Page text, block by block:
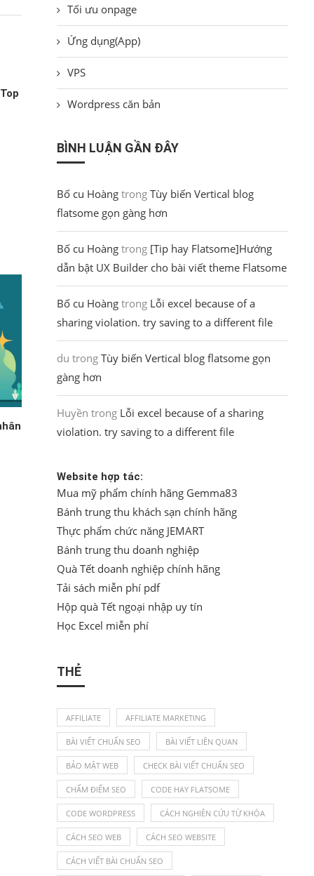
Tối ưu onpage
Ứng dụng(App)
VPS
Wordpress căn bản
BÌNH LUẬN GẦN ĐÂY
Bố cu Hoàngtrong Tùy biến Vertical blog
flatsome gọn gàng hơn
Bố cu Hoàngtrong [Tip hay Flatsome]Hướng
dẫn bật UX Builder cho bài viết theme Flatsome
Bố cu Hoàngtrong Lỗi excel because of a
sharing violation. try saving to a different file
du trong Tùy biến Vertical blog flatsome gọn
gàng hơn
Huyền trong Lỗi excel because of a sharing
violation. try saving to a different file
Website hợp tác:
Mua mỹ phẩm chính hãng Gemma83
Bánh trung thu khách sạn chính hãng
Thực phẩm chức năng JEMART
Bánh trung thu doanh nghiệp
Quà Tết doanh nghiệp chính hãng
Tải sách miễn phí pdf
Hộp quà Tết ngoại nhập uy tín
Học Excel miễn phí
THẺ
AFFILIATE AFFILIATE MARKETING
BÀI VIẾT CHUẨN SEO BÀI VIẾT LIÊN QUAN
BẢO MẬT WEB CHECK BÀI VIẾT CHUẨN SEO
CHẤM ĐIỂM SEO CODE HAY FLATSOME
CODE WORDPRESS CÁCH NGHIÊN CỨU TỪ KHÓA
CÁCH SEO WEB CÁCH SEO WEBSITE
CÁCH VIẾT BÀI CHUẨN SEO